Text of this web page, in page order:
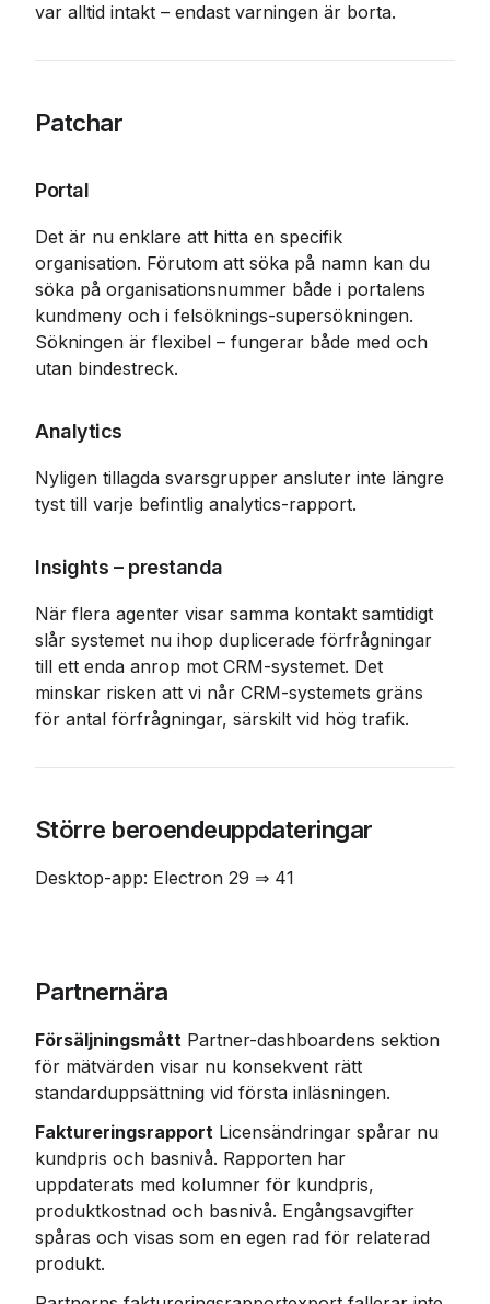
var alltid intakt – endast varningen är borta.
Patchar
Portal
Det är nu enklare att hitta en specifik
organisation. Förutom att söka på namn kan du
söka på organisationsnummer både i portalens
kundmeny och i felsöknings-supersökningen.
Sökningen är flexibel – fungerar både med och
utan bindestreck.
Analytics
Nyligen tillagda svarsgrupper ansluter inte längre
tyst till varje befintlig analytics-rapport.
Insights – prestanda
När flera agenter visar samma kontakt samtidigt
slår systemet nu ihop duplicerade förfrågningar
till ett enda anrop mot CRM-systemet. Det
minskar risken att vi når CRM-systemets gräns
för antal förfrågningar, särskilt vid hög trafik.
Större beroendeuppdateringar
Desktop-app: Electron 29 ⇒ 41
Partnernära
Försäljningsmått Partner-dashboardens sektion
för mätvärden visar nu konsekvent rätt
standarduppsättning vid första inläsningen.
Faktureringsrapport Licensändringar spårar nu
kundpris och basnivå. Rapporten har
uppdaterats med kolumner för kundpris,
produktkostnad och basnivå. Engångsavgifter
spåras och visas som en egen rad för relaterad
produkt.